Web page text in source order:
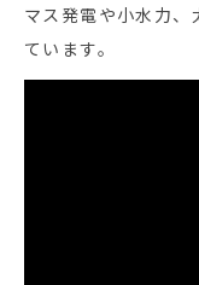
マス発電や小水力、
ています。